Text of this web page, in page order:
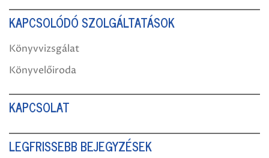
KAPCSOLÓDÓ SZOLGÁLTATÁSOK
Könyvvizsgálat
Könyvelőiroda
KAPCSOLAT
LEGFRISSEBB BEJEGYZÉSEK